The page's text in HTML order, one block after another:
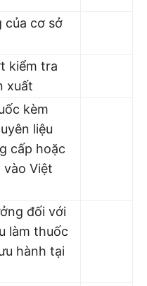
của cơ sở
kiểm tra
xuất
kèm
liệu
cấp hoặc
Việt
đối với
làm thuốc
hành tại